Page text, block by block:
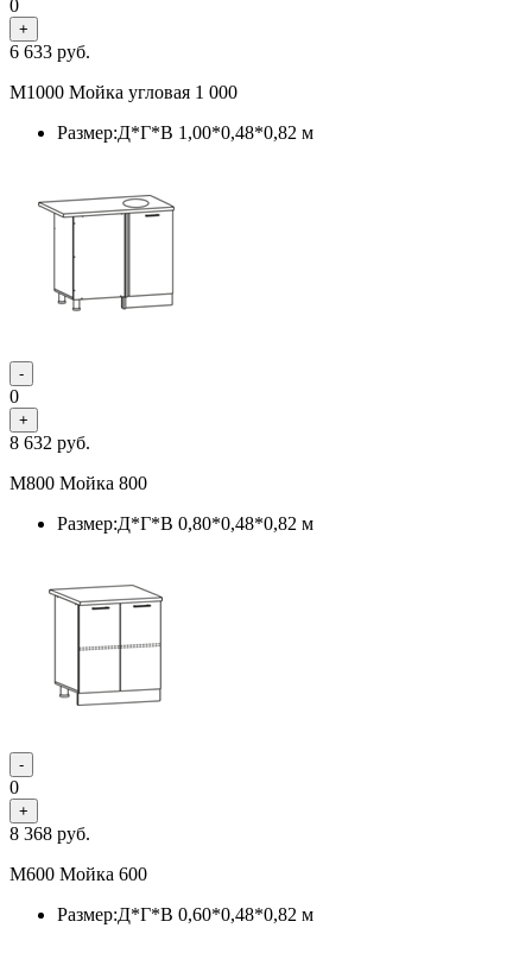
0
+
6 633 руб.
М1000 Мойка угловая 1 000
Размер:Д*Г*В 1,00*0,48*0,82 м
-
0
+
8 632 руб.
М800 Мойка 800
Размер:Д*Г*В 0,80*0,48*0,82 м
-
0
+
8 368 руб.
М600 Мойка 600
Размер:Д*Г*В 0,60*0,48*0,82 м